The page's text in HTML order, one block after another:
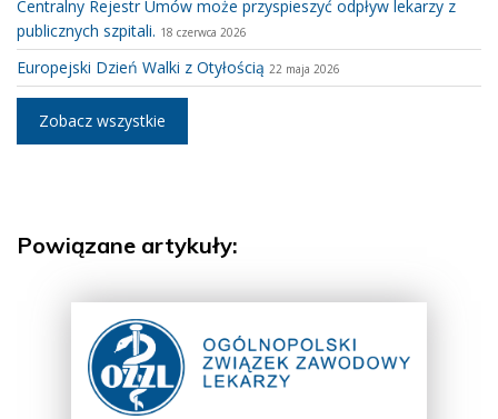
Centralny Rejestr Umów może przyspieszyć odpływ lekarzy z
publicznych szpitali. 18 czerwca 2026
Europejski Dzień Walki z Otyłością 22 maja 2026
Zobacz wszystkie
Powiązane artykuły: